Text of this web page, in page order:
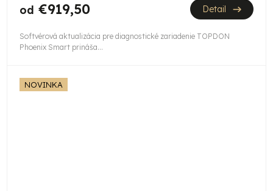
od €919,50 Detail
Softvérová aktualizácia pre diagnostické zariadenie TOPDON
Phoenix Smart prináša...
NOVINKA